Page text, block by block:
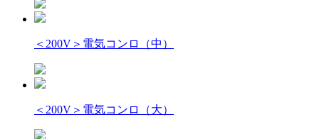
＜200V＞電気コンロ（中）
＜200V＞電気コンロ（大）